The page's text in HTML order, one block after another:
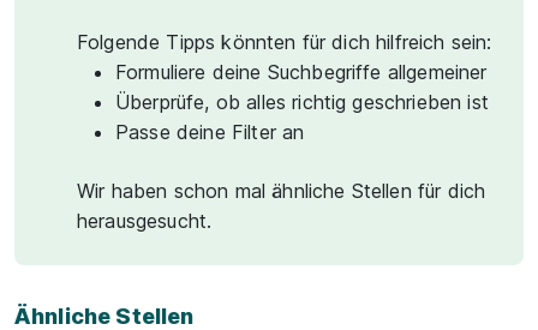
Folgende Tipps könnten für dich hilfreich sein:
Formuliere deine Suchbegriffe allgemeiner
Überprüfe, ob alles richtig geschrieben ist
Passe deine Filter an
Wir haben schon mal ähnliche Stellen für dich
herausgesucht.
Ähnliche Stellen